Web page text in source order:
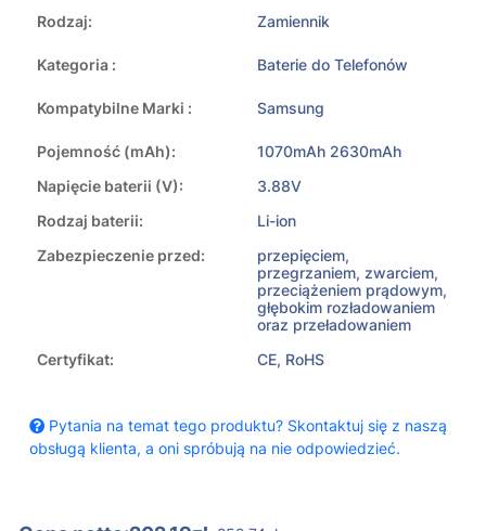
Rodzaj: Zamiennik
Kategoria : Baterie do Telefonów
Kompatybilne Marki : Samsung
Pojemność (mAh):
1070mAh 2630mAh
Napięcie baterii (V):
3.88V
Rodzaj baterii:
Li-ion
Zabezpieczenie przed:
przepięciem,
przegrzaniem, zwarciem,
przeciążeniem prądowym,
głębokim rozładowaniem
oraz przeładowaniem
Certyfikat:
CE, RoHS
Pytania na temat tego produktu? Skontaktuj się z naszą
obsługą klienta, a oni spróbują na nie odpowiedzieć.